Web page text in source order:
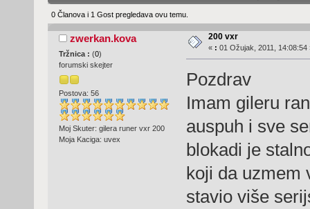
0 Članova i 1 Gost pregledava ovu temu.
zwerkan.kova
Tržnica : (0)
forumski skejter
Postova: 56
Moj Skuter: gilera runer vxr 200
Moja Kaciga: uvex
200 vxr
« : 01 Ožujak, 2011, 14:08:54
Pozdrav
Imam gileru
auspuh i sve
blokadi je
koji da uzmem
stavio više